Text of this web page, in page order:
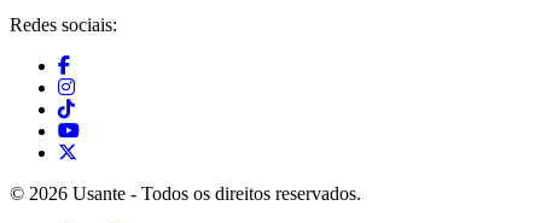
Redes sociais:
© 2026 Usante - Todos os direitos reservados.